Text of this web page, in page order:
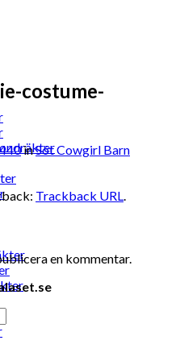
costume-
inSöt Cowgirl Barn
Trackback URL.
en kommentar.